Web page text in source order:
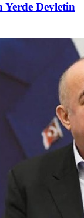
Yerde Devletin